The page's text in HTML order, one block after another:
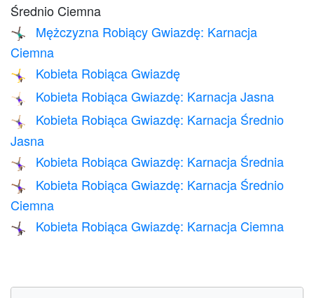
Średnio Ciemna
🤸🏿‍♂️
Mężczyzna Robiący Gwiazdę: Karnacja
Ciemna
🤸‍♀️ Kobieta Robiąca Gwiazdę
🤸🏻‍♀️ Kobieta Robiąca Gwiazdę: Karnacja Jasna
🤸🏼‍♀️
Kobieta Robiąca Gwiazdę: Karnacja Średnio
Jasna
🤸🏽‍♀️ Kobieta Robiąca Gwiazdę: Karnacja Średnia
🤸🏾‍♀️
Kobieta Robiąca Gwiazdę: Karnacja Średnio
Ciemna
🤸🏿‍♀️ Kobieta Robiąca Gwiazdę: Karnacja Ciemna